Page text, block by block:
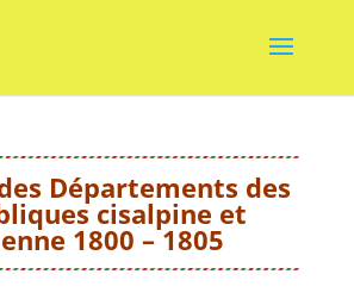
Départements des
cisalpine et
1800 – 1805